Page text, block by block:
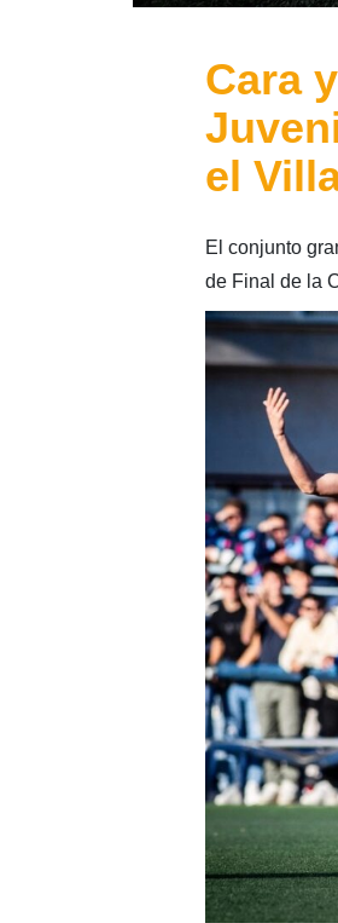
Cara
el
El conjunto
de Final de la